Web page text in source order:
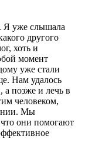
Я уже слышала
другого
хоть и
момент
уже стали
Нам удалось
а позже и лечь в
человеком,
Мы
они помогают